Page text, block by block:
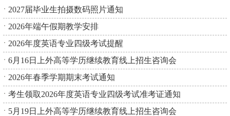
2027届毕业生拍摄数码照片通知
2026年端午假期教学安排
2026年度英语专业四级考试提醒
6月16日上外高等学历继续教育线上招生咨询会
2026年春季学期期末考试通知
考生领取2026年度英语专业四级考试准考证通知
5月19日上外高等学历继续教育线上招生咨询会